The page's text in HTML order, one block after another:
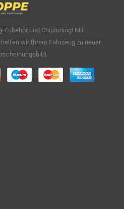
Zubehör und Chiptuning! Mit
wir Ihrem Fahrzeug zu neuer